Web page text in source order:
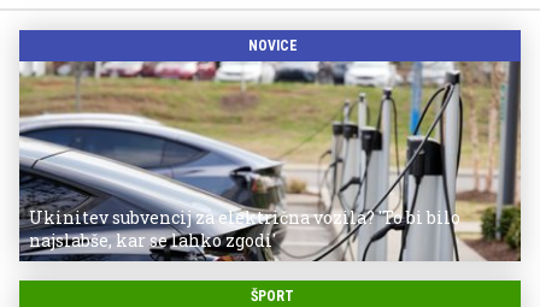
NOVICE
Ukinitev subvencij za električna vozila? 'To bi bilo
najslabše, kar se lahko zgodi'
ŠPORT